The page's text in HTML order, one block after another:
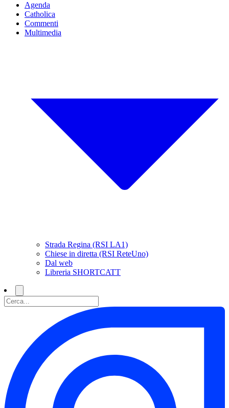
Agenda
Catholica
Commenti
Multimedia
Strada Regina (RSI LA1)
Chiese in diretta (RSI ReteUno)
Dal web
Libreria SHORTCATT